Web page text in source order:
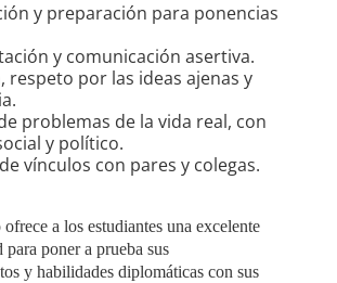
y preparación para ponencias
y comunicación asertiva.
respeto por las ideas ajenas y
problemas de la vida real, con
y político.
vínculos con pares y colegas.
a los estudiantes una excelente
para poner a prueba sus
y habilidades diplomáticas con sus